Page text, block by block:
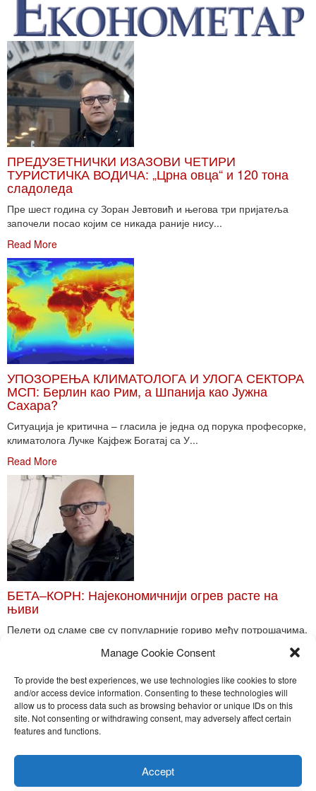
Manage Cookie Consent
To provide the best experiences, we use technologies like cookies to store
and/or access device information. Consenting to these technologies will
allow us to process data such as browsing behavior or unique IDs on this
site. Not consenting or withdrawing consent, may adversely affect certain
features and functions.
Accept
ПРЕДУЗЕТНИЧКИ ИЗАЗОВИ ЧЕТИРИ
ТУРИСТИЧКА ВОДИЧА: „Црна овца“ и 120 тона
сладоледа
Пре шест година су Зоран Јевтовић и његова три пријатеља
започели посао којим се никада раније нису...
Read More
УПОЗОРЕЊА КЛИМАТОЛОГА И УЛОГА СЕКТОРА
МСП: Берлин као Рим, а Шпанија као Јужна
Сахара?
Ситуација је критична – гласила је једна од порука професорке,
климатолога Лучке Кајфеж Богатај са У...
Read More
БЕТА–КОРН: Најекономичнији огрев расте на
њиви
Пелети од сламе све су популарније гориво међу потрошачима.
Toggle
Nira Press d.o.o.
Sadržaj ovog sajta je zakonom zaštićena intelektualna svojina